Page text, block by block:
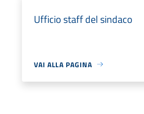
Ufficio staff del sindaco
VAI ALLA PAGINA